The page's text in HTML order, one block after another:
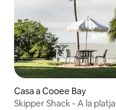
Casa a Cooee Bay
Skipper Shack - A la platja